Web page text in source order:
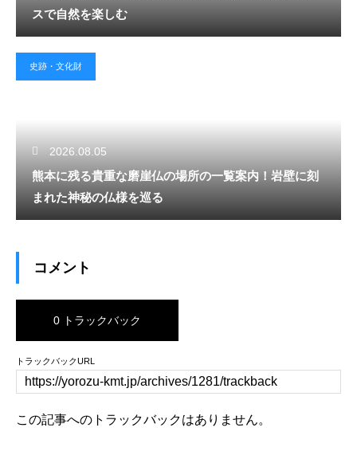
スで自然を楽しむ
史跡・文化財
2026.08.05
熊本に残る貴重な磨崖仏の場所の一覧案内！岩壁に刻
まれた神秘の仏様を巡る
コメント
0 トラックバック
トラックバックURL
この記事へのトラックバックはありません。